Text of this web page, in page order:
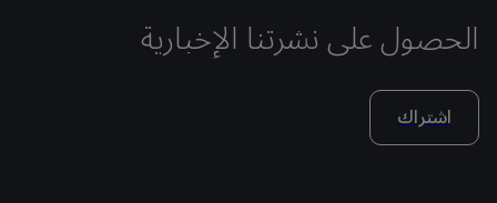
الحصول على نشرتنا الإخبارية
اشتراك